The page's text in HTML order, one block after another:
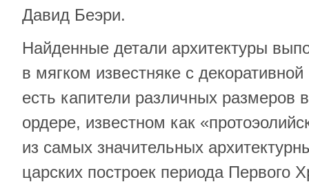
Давид Беэри.
Найденные детали архитектуры
в мягком известняке с
есть капители различных размеров
ордере, известном как
из самых значительных
царских построек периода Первого